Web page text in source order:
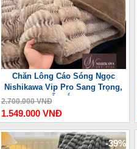
Chăn Lông Cáo Sóng Ngọc
Nishikawa Vip Pro Sang Trọng,
Ấm Áp
2.700.000 VNĐ
1.549.000 VNĐ
-39%